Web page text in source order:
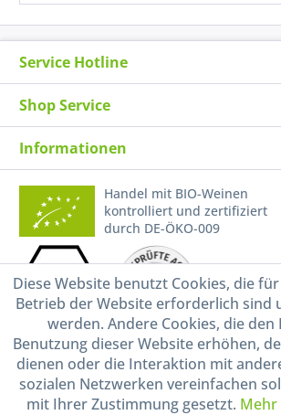
Service Hotline
Shop Service
Informationen
Handel mit BIO-Weinen
kontrolliert und zertifiziert
durch DE-ÖKO-009
* Alle Preise inkl. gesetzl. Mehrwertsteuer zzgl.
Nachnahmegebühren, wenn nicht anders
Diese Website benutzt Cookies, die
Betrieb der Website erforderlich sind
werden. Andere Cookies, die
Benutzung dieser Website erhöhen,
dienen oder die Interaktion mit
sozialen Netzwerken vereinfachen
mit Ihrer Zustimmung gesetzt.